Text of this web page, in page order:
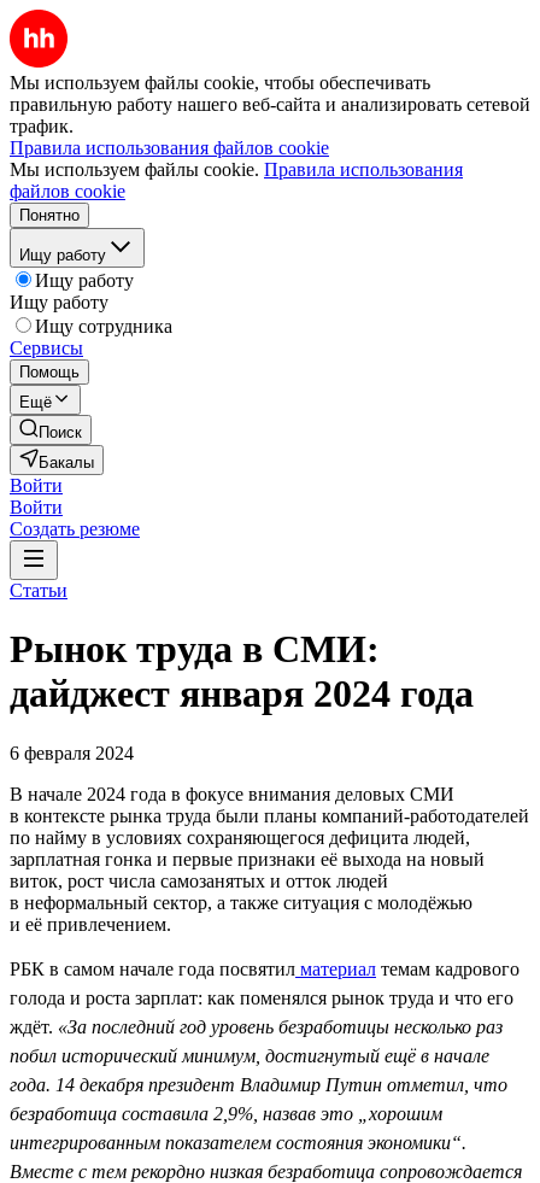
Мы используем файлы cookie, чтобы обеспечивать
правильную работу нашего веб-сайта и анализировать сетевой
трафик.
Правила использования файлов cookie
Мы используем файлы cookie. Правила использования
файлов cookie
Понятно
Ищу работу
Ищу работу
Ищу работу
Ищу сотрудника
Сервисы
Помощь
Ещё
Поиск
Бакалы
Войти
Войти
Создать резюме
Статьи
Рынок труда в СМИ:
дайджест января 2024 года
6 февраля 2024
В начале 2024 года в фокусе внимания деловых СМИ
в контексте рынка труда были планы компаний-работодателей
по найму в условиях сохраняющегося дефицита людей,
зарплатная гонка и первые признаки её выхода на новый
виток, рост числа самозанятых и отток людей
в неформальный сектор, а также ситуация с молодёжью
и её привлечением.
РБК в самом начале года посвятил материал темам кадрового
голода и роста зарплат: как поменялся рынок труда и что его
ждёт. «За последний год уровень безработицы несколько раз
побил исторический минимум, достигнутый ещё в начале
года. 14 декабря президент Владимир Путин отметил, что
безработица составила 2,9%, назвав это „хорошим
интегрированным показателем состояния экономики“.
Вместе с тем рекордно низкая безработица сопровождается